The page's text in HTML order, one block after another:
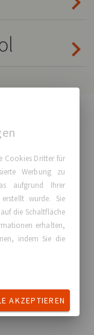
Cookies Dritter für
Werbung zu
aufgrund Ihrer
wurde. Sie
die Schaltfläche
erhalten,
indem Sie die
AKZEPTIEREN